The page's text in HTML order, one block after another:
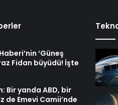
‘Güneş
Fidan büyüdü! İşte
Bir yanda ABD, bir
de Emevi Camii’nde